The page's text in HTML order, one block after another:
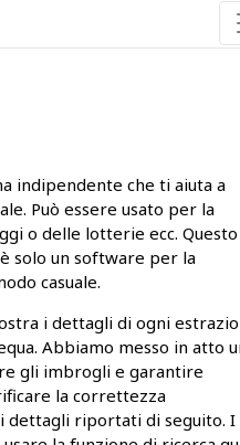
indipendente che ti aiuta a
Può essere usato per la
o delle lotterie ecc. Questo
solo un software per la
casuale.
i dettagli di ogni
Abbiamo messo in atto
gli imbrogli e garantire
la correttezza
dettagli riportati di seguito. I